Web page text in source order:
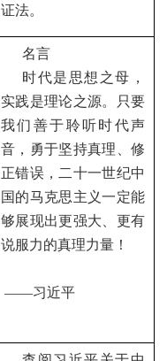
证法。
名言
时代是思想之母，
实践是理论之源。只要
我们善于聆听时代声
音，勇于坚持真理、修
正错误，二十一世纪中
国的马克思主义一定能
够展现出更强大、更有
说服力的真理力量！
——习近平